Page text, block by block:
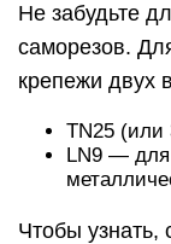
Не забудьте
саморезов.
крепежи двух
TN25 (или
LN9 — для
Чтобы узнать,